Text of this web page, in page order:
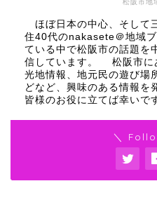
ほぼ日本の中心、そして
住40代のnakasete＠地域
ている中で松阪市の話題を
信しています。 松阪市に
光地情報、地元民の遊び場
どなど、興味のある情報を
皆様のお役に立てば幸いで
＼